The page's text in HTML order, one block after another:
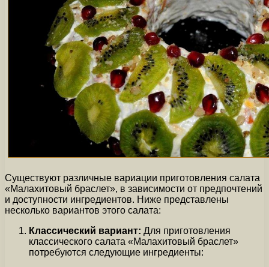
Существуют различные вариации приготовления салата
«Малахитовый браслет», в зависимости от предпочтений
и доступности ингредиентов. Ниже представлены
несколько вариантов этого салата:
Классический вариант: Для приготовления
классического салата «Малахитовый браслет»
потребуются следующие ингредиенты: